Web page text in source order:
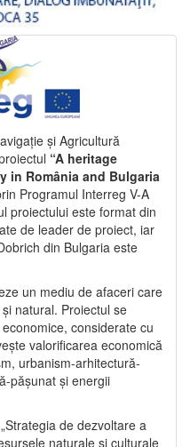
și Agricultură
“A heritage
in România and Bulgaria
Programul Interreg V-A
proiectului este format din
de leader de proiect, iar
din Bulgaria este
un mediu de afaceri care
natural. Proiectul se
considerate cu
valorificarea economică
urbanism-arhitectură-
pășunat și energii
de dezvoltare a
naturale și culturale